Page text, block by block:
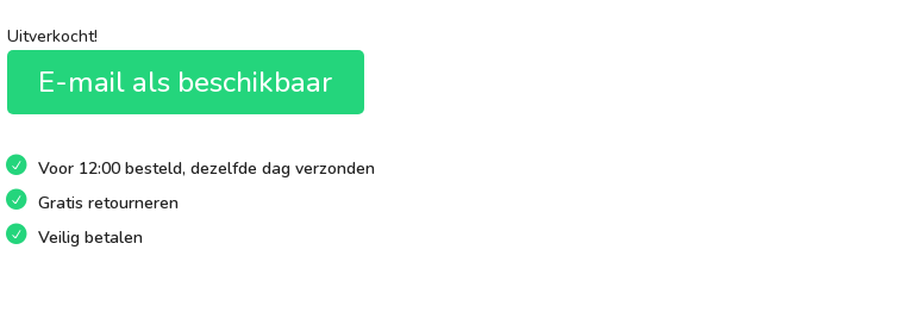
Uitverkocht!
E-mail als beschikbaar
Voor 12:00 besteld, dezelfde dag verzonden
Gratis retourneren
Veilig betalen